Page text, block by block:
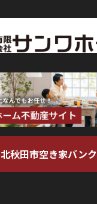
北秋田市空き家バンク